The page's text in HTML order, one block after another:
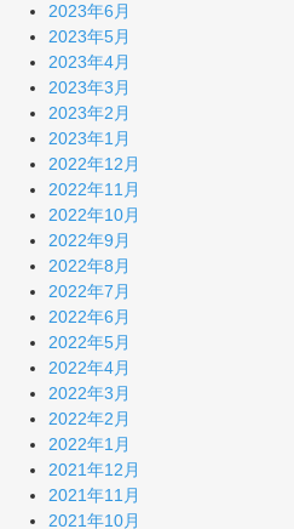
2023年6月
2023年5月
2023年4月
2023年3月
2023年2月
2023年1月
2022年12月
2022年11月
2022年10月
2022年9月
2022年8月
2022年7月
2022年6月
2022年5月
2022年4月
2022年3月
2022年2月
2022年1月
2021年12月
2021年11月
2021年10月